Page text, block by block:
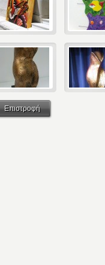
Επιστροφή